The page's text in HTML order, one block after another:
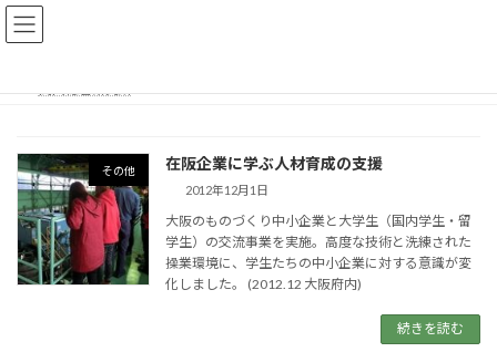
コ
ン
ツ
ナ
ビ
シ
関西総合研究所 21kids
その他 在阪企業に学ぶ人材育成の支援
2012年12月1日
大阪のものづくり中小企業と大学生（国内学生・留
学生）の交流事業を実施。高度な技術と洗練された
操業環境に、学生たちの中小企業に対する意識が変
化しました。 (2012.12 大阪府内)
続きを読む